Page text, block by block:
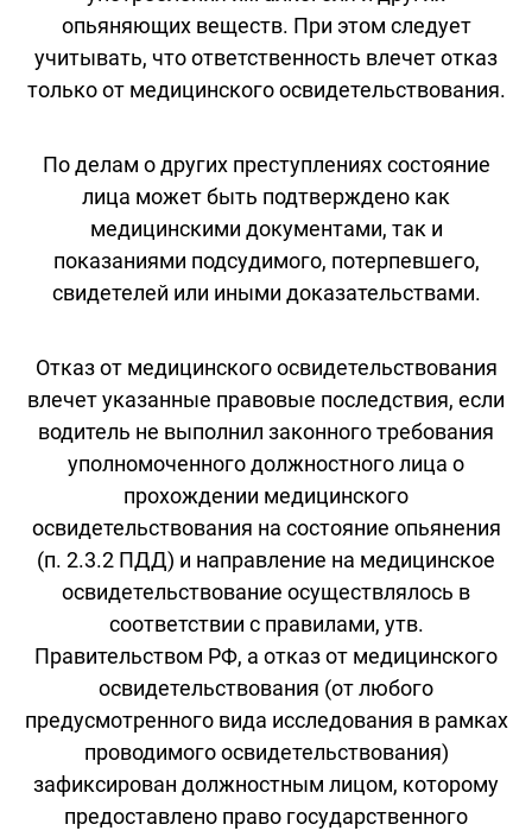
опьяняющих веществ. При этом следует
учитывать, что ответственность влечет отказ
только от медицинского освидетельствования.
По делам о других преступлениях состояние
лица может быть подтверждено как
медицинскими документами, так и
показаниями подсудимого, потерпевшего,
свидетелей или иными доказательствами.
Отказ от медицинского освидетельствования
влечет указанные правовые последствия, если
водитель не выполнил законного требования
уполномоченного должностного лица о
прохождении медицинского
освидетельствования на состояние опьянения
(п. 2.3.2 ПДД) и направление на медицинское
освидетельствование осуществлялось в
соответствии с правилами, утв.
Правительством РФ, а отказ от медицинского
освидетельствования (от любого
предусмотренного вида исследования в рамках
проводимого освидетельствования)
зафиксирован должностным лицом, которому
предоставлено право государственного